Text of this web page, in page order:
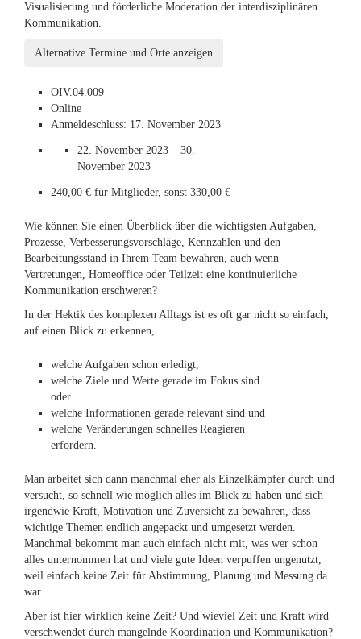
Visualisierung und förderliche Moderation der interdisziplinären
Kommunikation.
Alternative Termine und Orte anzeigen
OIV.04.009
Online
Anmeldeschluss: 17. November 2023
22. November 2023– 30.
November 2023
240,00 € für Mitglieder, sonst 330,00 €
Wie können Sie einen Überblick über die wichtigsten Aufgaben,
Prozesse, Verbesserungsvorschläge, Kennzahlen und den
Bearbeitungsstand in Ihrem Team bewahren, auch wenn
Vertretungen, Homeoffice oder Teilzeit eine kontinuierliche
Kommunikation erschweren?
In der Hektik des komplexen Alltags ist es oft gar nicht so einfach,
auf einen Blick zu erkennen,
welche Aufgaben schon erledigt,
welche Ziele und Werte gerade im Fokus sind
oder
welche Informationen gerade relevant sind und
welche Veränderungen schnelles Reagieren
erfordern.
Man arbeitet sich dann manchmal eher als Einzelkämpfer durch und
versucht, so schnell wie möglich alles im Blick zu haben und sich
irgendwie Kraft, Motivation und Zuversicht zu bewahren, dass
wichtige Themen endlich angepackt und umgesetzt werden.
Manchmal bekommt man auch einfach nicht mit, was wer schon
alles unternommen hat und viele gute Ideen verpuffen ungenutzt,
weil einfach keine Zeit für Abstimmung, Planung und Messung da
war.
Aber ist hier wirklich keine Zeit? Und wieviel Zeit und Kraft wird
verschwendet durch mangelnde Koordination und Kommunikation?